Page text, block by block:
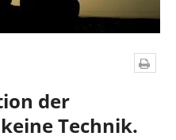
der
Technik.